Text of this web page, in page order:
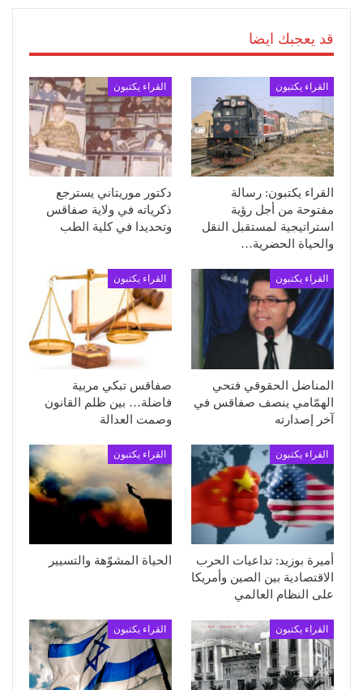
قد يعجبك ايضا
القراء يكتبون
القراء يكتبون: رسالة
مفتوحة من أجل رؤية
استراتيجية لمستقبل النقل
والحياة الحضرية…
القراء يكتبون
دكتور موريتاني يسترجع
ذكرياته في ولاية صفاقس
وتحديدا في كلية الطب
القراء يكتبون
المناضل الحقوقي فتحي
الهمّامي ينصف صفاقس في
آخر إصدارته
القراء يكتبون
صفاقس تبكي مربية
فاضلة… بين ظلم القانون
وصمت العدالة
القراء يكتبون
أميرة بوزيد: تداعيات الحرب
الاقتصادية بين الصين وأمريكا
على النظام العالمي
القراء يكتبون
الحياة المشوّهة والتسيير
القراء يكتبون القراء يكتبون